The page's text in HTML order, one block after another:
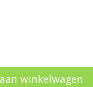
winkelwagen